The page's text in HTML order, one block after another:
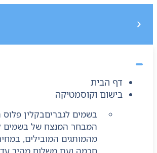
משלוח חינם בקנייה מעל 299 ₪, לא כולל בישום
דף הבית
בישום וקוסמטיקה
בשמים לגבריםבקלין
המבחר המנצח של בשמים
מהמותגים המובילים,